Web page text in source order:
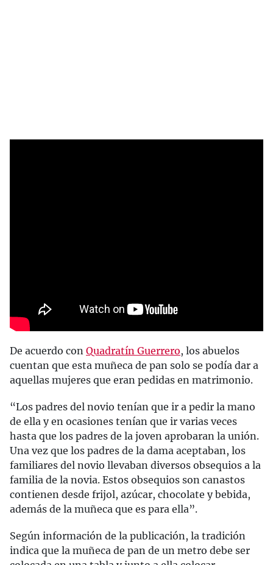
De acuerdo con Quadratín Guerrero, los abuelos
cuentan que esta muñeca de pan solo se podía dar a
aquellas mujeres que eran pedidas en matrimonio.
“Los padres del novio tenían que ir a pedir la mano
de ella y en ocasiones tenían que ir varias veces
hasta que los padres de la joven aprobaran la unión.
Una vez que los padres de la dama aceptaban, los
familiares del novio llevaban diversos obsequios a la
familia de la novia. Estos obsequios son canastos
contienen desde frijol, azúcar, chocolate y bebida,
además de la muñeca que es para ella”.
Según información de la publicación, la tradición
indica que la muñeca de pan de un metro debe ser